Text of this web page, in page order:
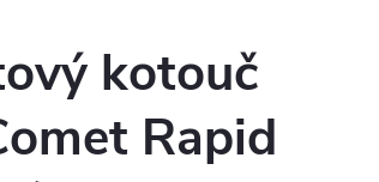
kotouč
Rapid